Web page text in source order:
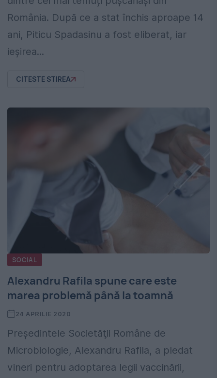
România. După ce a stat închis aproape 14
ani, Piticu Spadasinu a fost eliberat, iar
ieșirea...
CITESTE STIREA
SOCIAL
Alexandru Rafila spune care este
marea problemă până la toamnă
24 APRILIE 2020
Preşedintele Societăţii Române de
Microbiologie, Alexandru Rafila, a pledat
vineri pentru adoptarea legii vaccinării,